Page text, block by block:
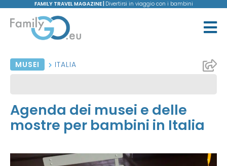
FAMILY TRAVEL MAGAZINE | Divertirsi in viaggio con i bambini
MUSEI ITALIA
Agenda dei musei e delle
mostre per bambini in Italia